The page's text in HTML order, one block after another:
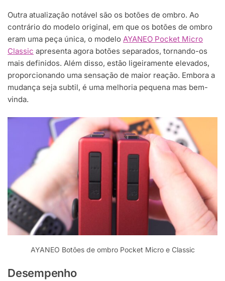
Outra atualização notável são os botões de ombro. Ao
contrário do modelo original, em que os botões de ombro
eram uma peça única, o modelo AYANEO Pocket Micro
Classic apresenta agora botões separados, tornando-os
mais definidos. Além disso, estão ligeiramente elevados,
proporcionando uma sensação de maior reação. Embora a
mudança seja subtil, é uma melhoria pequena mas bem-
vinda.
AYANEO Botões de ombro Pocket Micro e Classic
Desempenho